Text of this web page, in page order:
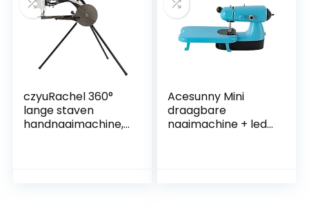
czyuRachel 360°
lange staven
handnaaimachine,
Acesunny Mini
draagbare
naaimachine + led-